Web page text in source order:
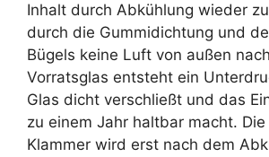
Inhalt durch Abkühlung wieder
durch die Gummidichtung und
Bügels keine Luft von außen
Vorratsglas entsteht ein
Glas dicht verschließt und das
zu einem Jahr haltbar macht. Die
Klammer wird erst nach dem